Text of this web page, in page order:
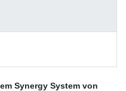
Synergy System von